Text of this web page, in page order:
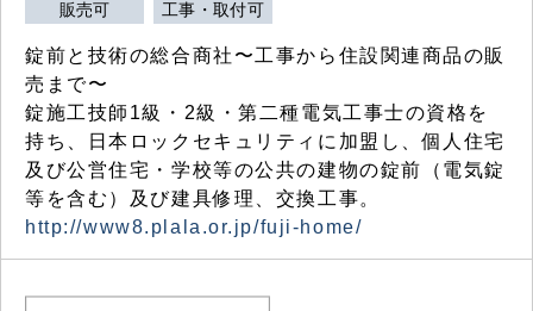
販売可 工事・取付可
錠前と技術の総合商社〜工事から住設関連商品の販
売まで〜
錠施工技師1級・2級・第二種電気工事士の資格を
持ち、日本ロックセキュリティに加盟し、個人住宅
及び公営住宅・学校等の公共の建物の錠前（電気錠
等を含む）及び建具修理、交換工事。
http://www8.plala.or.jp/fuji-home/